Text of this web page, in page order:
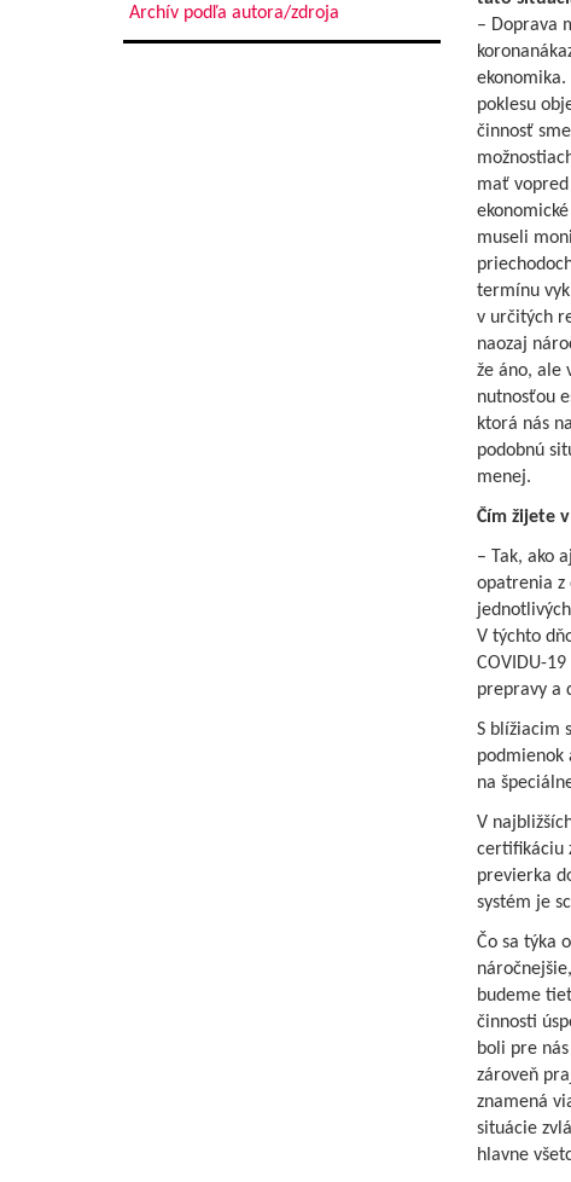
Archív podľa autora/zdroja
– Doprava
poklesu
činnosť
mať
museli
termínu
v určitých
naozaj
že áno, ale
nutnosťou
ktorá nás
podobnú
menej.
Čím žijete
– Tak, ako
opatrenia z
V týchto
COVIDU-
prepravy a
S blížiacim
podmienok
na
V
certifikáciu
previerka
systém je
Čo sa týka
budeme
činnosti
boli pre
zároveň
znamená
situácie
hlavne